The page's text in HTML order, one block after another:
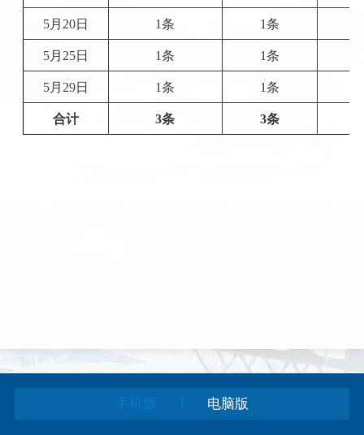
5月20日 1条 1条
5月25日 1条 1条
5月29日 1条 1条
合计 3条 3条
手机版 电脑版